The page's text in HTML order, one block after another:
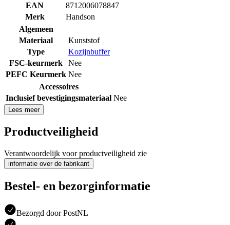
EAN
8712006078847
Merk
Handson
Algemeen
Materiaal
Kunststof
Type
Kozijnbuffer
FSC-keurmerk
Nee
PEFC Keurmerk Nee
Accessoires
Inclusief bevestigingsmateriaal Nee
Lees meer
Productveiligheid
Verantwoordelijk voor productveiligheid zie
informatie over de fabrikant
Bestel- en bezorginformatie
Bezorgd door PostNL